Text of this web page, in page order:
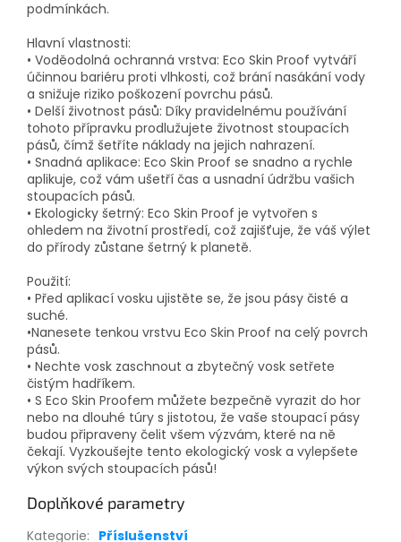
podmínkách.
Hlavní vlastnosti:
• Voděodolná ochranná vrstva: Eco Skin Proof vytváří
účinnou bariéru proti vlhkosti, což brání nasákání vody
a snižuje riziko poškození povrchu pásů.
• Delší životnost pásů: Díky pravidelnému používání
tohoto přípravku prodlužujete životnost stoupacích
pásů, čímž šetříte náklady na jejich nahrazení.
• Snadná aplikace: Eco Skin Proof se snadno a rychle
aplikuje, což vám ušetří čas a usnadní údržbu vašich
stoupacích pásů.
• Ekologicky šetrný: Eco Skin Proof je vytvořen s
ohledem na životní prostředí, což zajišťuje, že váš výlet
do přírody zůstane šetrný k planetě.
Použití:
• Před aplikací vosku ujistěte se, že jsou pásy čisté a
suché.
•Nanesete tenkou vrstvu Eco Skin Proof na celý povrch
pásů.
• Nechte vosk zaschnout a zbytečný vosk setřete
čistým hadříkem.
• S Eco Skin Proofem můžete bezpečně vyrazit do hor
nebo na dlouhé túry s jistotou, že vaše stoupací pásy
budou připraveny čelit všem výzvám, které na ně
čekají. Vyzkoušejte tento ekologický vosk a vylepšete
výkon svých stoupacích pásů!
Doplňkové parametry
Kategorie: Příslušenství